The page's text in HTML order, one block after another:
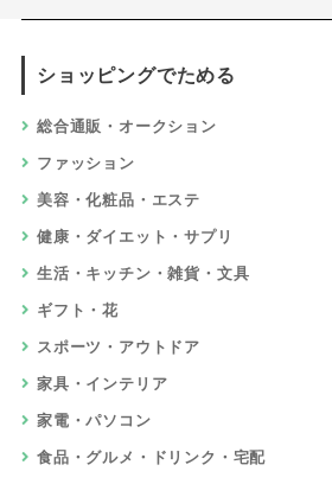
ショッピングでためる
総合通販・オークション
ファッション
美容・化粧品・エステ
健康・ダイエット・サプリ
生活・キッチン・雑貨・文具
ギフト・花
スポーツ・アウトドア
家具・インテリア
家電・パソコン
食品・グルメ・ドリンク・宅配